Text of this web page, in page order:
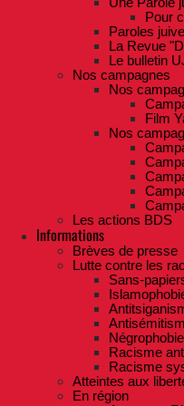
Pour
Paroles
La Revue
Le bulletin
Nos campagnes
Nos
Film
Nos
Les actions BDS
Informations
Brèves de presse
Lutte contre les
Sans-
Négrophobie
Racisme
Racisme
Atteintes aux
En région